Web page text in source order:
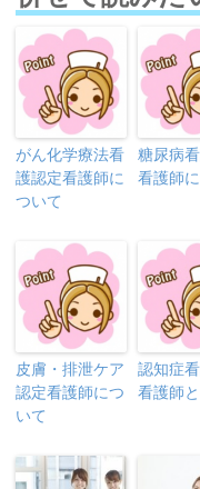
がん化学療法看
護認定看護師に
ついて
糖尿病
看護師
皮膚・排泄ケア
認定看護師につ
いて
認知症
看護師